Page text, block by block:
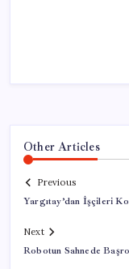
Other Articles
Previous
Yargıtay’dan İşçileri
Next
Robotun Sahnede